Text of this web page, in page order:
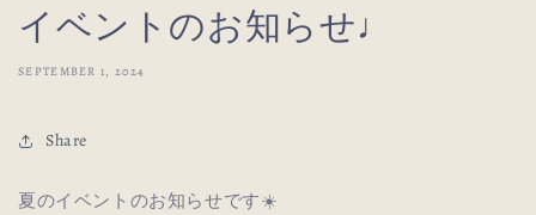
イベントのお知らせ♩
SEPTEMBER 1, 2024
Share
夏のイベントのお知らせです☀️